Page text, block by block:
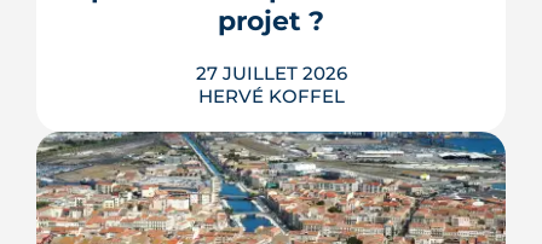
projet ?
27 JUILLET 2026
HERVÉ KOFFEL